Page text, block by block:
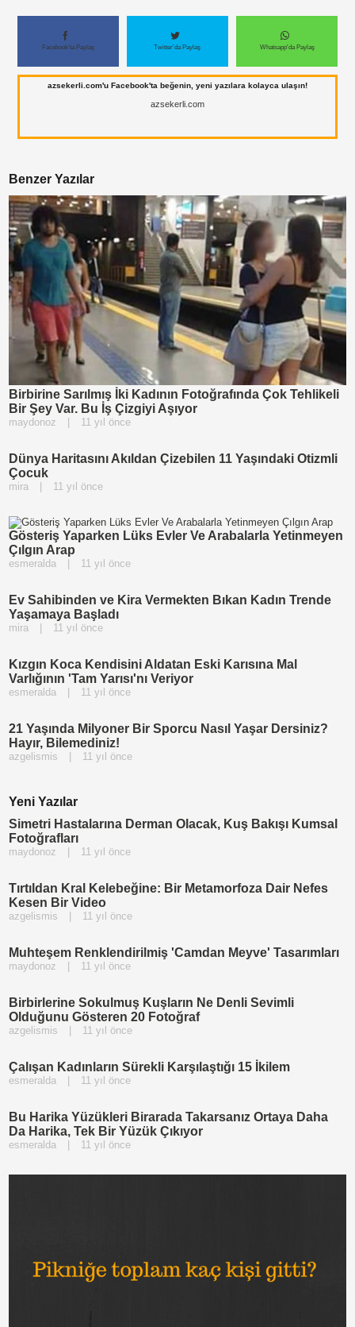
Paylaş
Facebook'ta Paylaş Twitter'da Paylaş Whatsapp'da Paylaş
azsekerli.com'u Facebook'ta beğenin, yeni yazılara kolayca ulaşın!
azsekerli.com
Benzer Yazılar
Birbirine Sarılmış İki Kadının Fotoğrafında Çok Tehlikeli
Bir Şey Var. Bu İş Çizgiyi Aşıyor
maydonoz 11 yıl önce
Dünya Haritasını Akıldan Çizebilen 11 Yaşındaki Otizmli
Çocuk
mira 11 yıl önce
Gösteriş Yaparken Lüks Evler Ve Arabalarla Yetinmeyen
Çılgın Arap
esmeralda 11 yıl önce
Ev Sahibinden ve Kira Vermekten Bıkan Kadın Trende
Yaşamaya Başladı
mira 11 yıl önce
Kızgın Koca Kendisini Aldatan Eski Karısına Mal
Varlığının 'Tam Yarısı'nı Veriyor
esmeralda 11 yıl önce
21 Yaşında Milyoner Bir Sporcu Nasıl Yaşar Dersiniz?
Hayır, Bilemediniz!
azgelismis 11 yıl önce
Yeni Yazılar
Simetri Hastalarına Derman Olacak, Kuş Bakışı Kumsal
Fotoğrafları
maydonoz 11 yıl önce
Tırtıldan Kral Kelebeğine: Bir Metamorfoza Dair Nefes
Kesen Bir Video
azgelismis 11 yıl önce
Muhteşem Renklendirilmiş 'Camdan Meyve' Tasarımları
maydonoz 11 yıl önce
Birbirlerine Sokulmuş Kuşların Ne Denli Sevimli
Olduğunu Gösteren 20 Fotoğraf
azgelismis 11 yıl önce
Çalışan Kadınların Sürekli Karşılaştığı 15 İkilem
esmeralda 11 yıl önce
Bu Harika Yüzükleri Birarada Takarsanız Ortaya Daha
Da Harika, Tek Bir Yüzük Çıkıyor
esmeralda 11 yıl önce